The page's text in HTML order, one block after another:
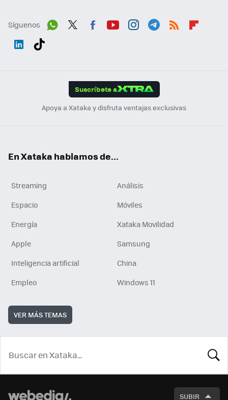
Síguenos
Suscríbete a
Apoya a Xataka y disfruta ventajas exclusivas
En Xataka hablamos de...
Streaming
Análisis
Espacio
Móviles
Energía
Xataka Movilidad
Apple
Samsung
Inteligencia artificial
China
Empleo
Windows 11
VER MÁS TEMAS
SUBIR